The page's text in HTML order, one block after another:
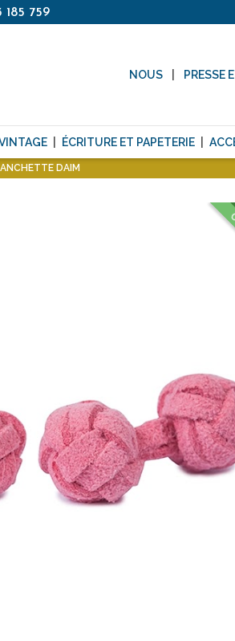
185 759
NOUS PRESSE
ÉCRITURE ET PAPETERIE
DAIM